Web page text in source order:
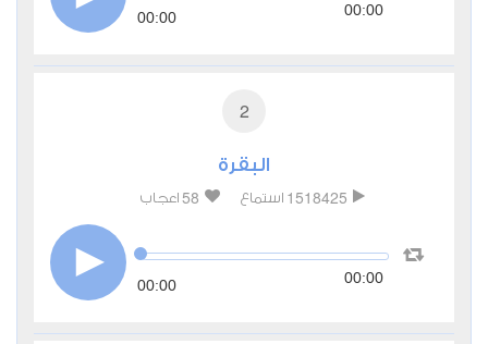
00:00 00:00
2
البقرة
1518425 استماع 58 اعجاب
00:00 00:00